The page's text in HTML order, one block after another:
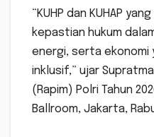
“KUHP dan KUHAP
kepastian hukum
energi, serta ekonomi
inklusif,” ujar
(Rapim) Polri Tahun
Ballroom, Jakarta,